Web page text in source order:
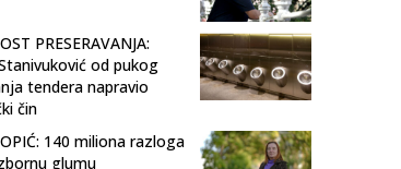
PRESERAVANJA:
od pukog
tendera napravio
čin
140 miliona razloga
glumu